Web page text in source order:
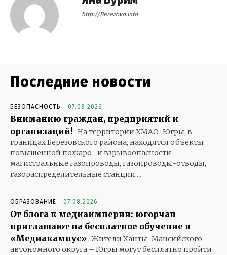
http://Berezovo.info
Последние новости
БЕЗОПАСНОСТЬ 07.08.2026
Вниманию граждан, предприятий и
организаций! На территории ХМАО-Югры, в
границах Березовского района, находятся объекты
повышенной пожаро- и взрывоопасности –
магистральные газопроводы, газопроводы-отводы,
газораспределительные станции,...
ОБРАЗОВАНИЕ 07.08.2026
От блога к медиаимперии: югорчан
приглашают на бесплатное обучение в
«Медиакампус» Жители Ханты-Мансийского
автономного округа – Югры могут бесплатно пройти